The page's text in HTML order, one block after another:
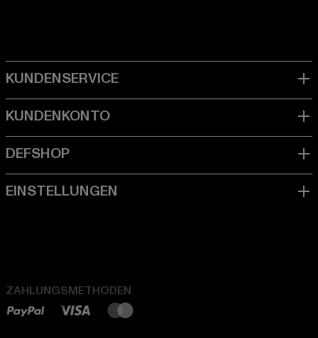
ZAHLUNGSMETHODEN